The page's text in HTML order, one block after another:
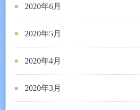
2020年6月
2020年5月
2020年4月
2020年3月